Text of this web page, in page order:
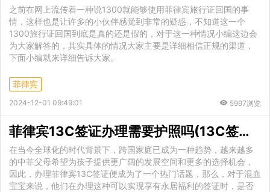
之前在网上流传着一种说1300就能够使用菲律宾旅行证回国的事
情，这样也是让许多的小伙伴感觉到非常的疑惑，不知道这一个
1300旅行证回国到底是真的还是假的，对于这一种情况小编这边会
为大家解答的，其实具体的情况大家主要是详细相信正规的渠道，
下面小编就来详细告诉大家。
菲律宾
2024-12-01 09:49:01 5997浏览
菲律宾13C签证办理需要护照吗(13C签证办理所需材料)
在当今全球化的时代背景下，跨国家庭已成为一种趋势，越来越多
的中菲父母希望为孩子提供更广阔的发展空间和更多的选择机会，
因此，办理菲律宾13C签证便成为了一个热门话题，那么，对于混血
宝宝来说，他们在办理这种可以实现享有永居福利的签证时，是否